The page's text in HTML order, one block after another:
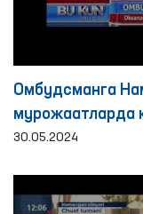
Омбудсманга
мурожаатларда
30.05.2024